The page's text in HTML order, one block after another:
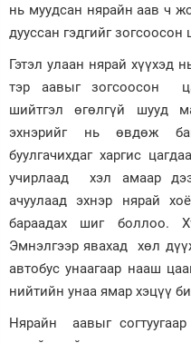
нь муудсан нярайн аав ч
дууссан гэдгийг
Гэтэл улаан нярай хүүхэд
тэр аавыг зогсоосон
шийтгэл өгөлгүй шууд
эхнэрийг нь өвдөж
буулгачихдаг харгис
учирлаад хэл амаар
ачуулаад эхнэр нярай
бараадах шиг боллоо.
Эмнэлгээр явахад хөл
автобус унаагаар нааш
нийтийн унаа ямар хэцүү
Нярайн аавыг